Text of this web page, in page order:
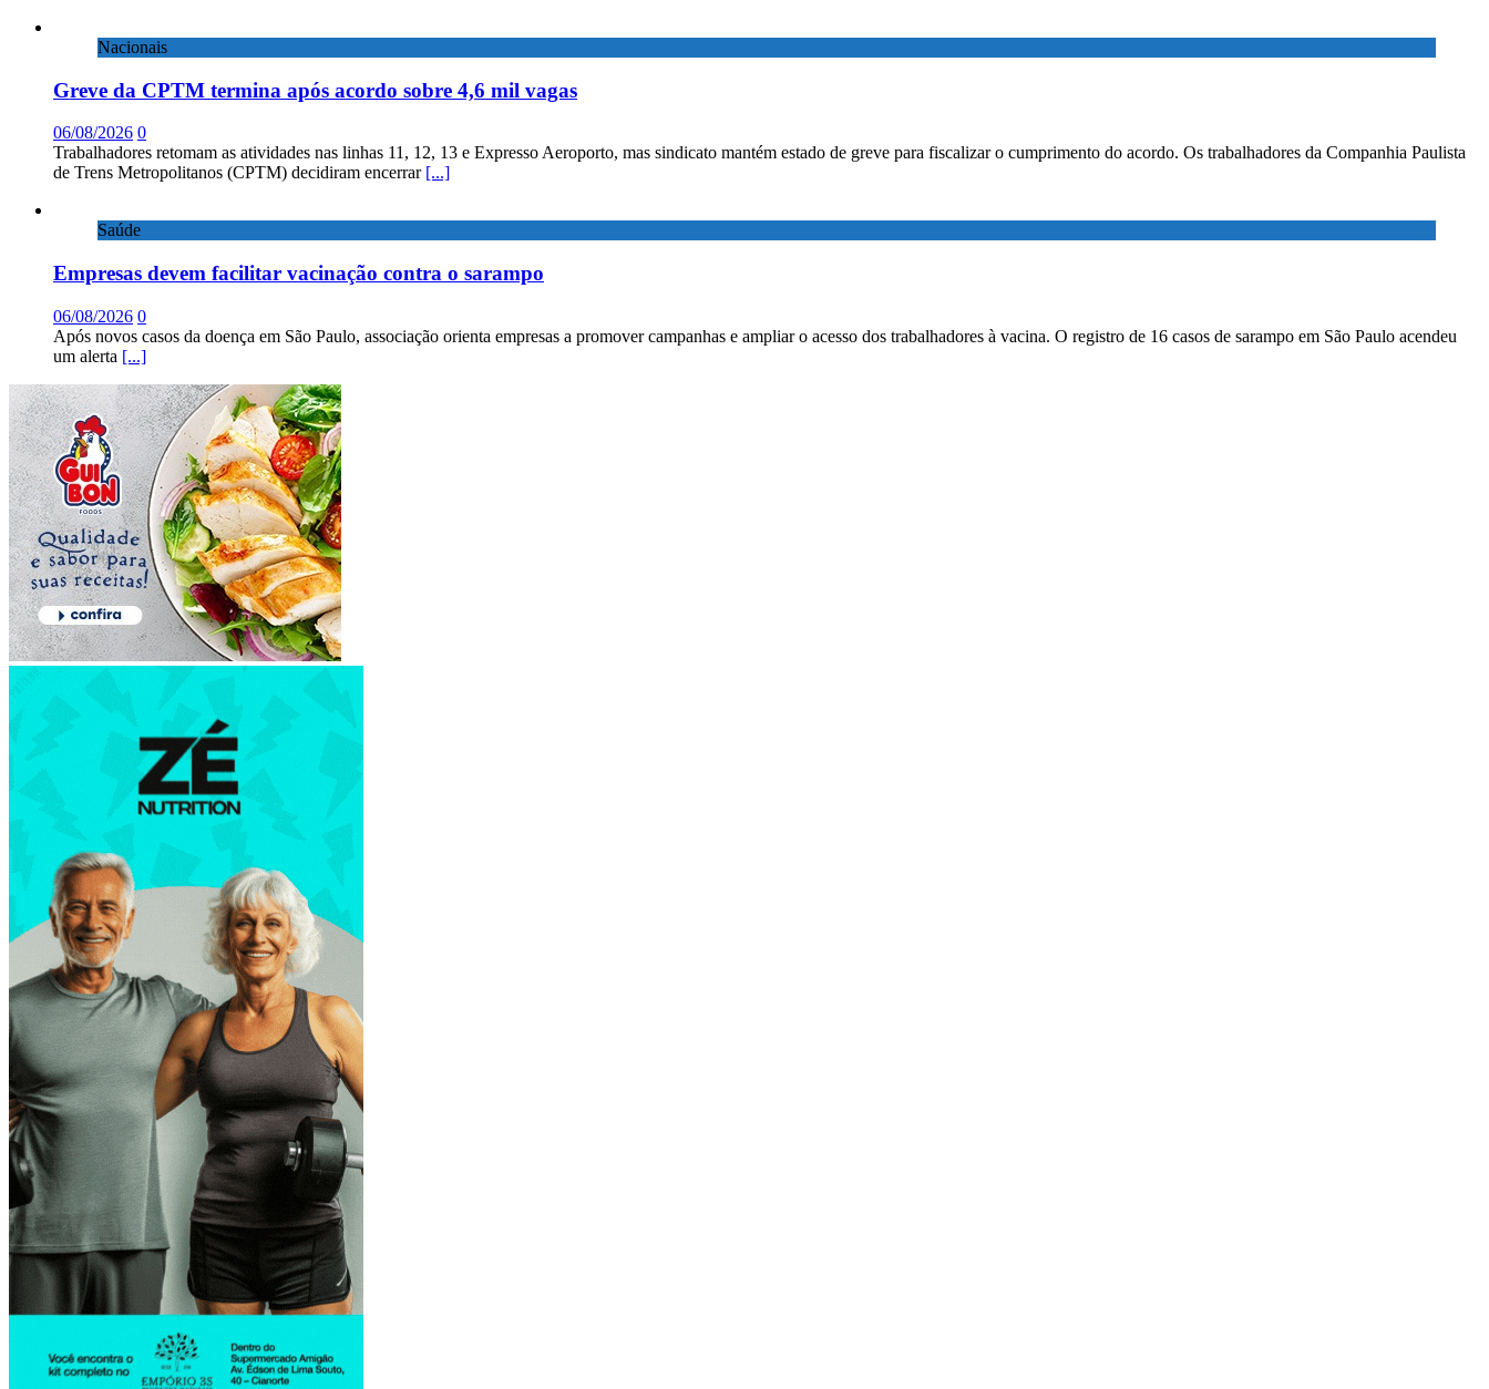
Nacionais
Greve da CPTM termina após acordo sobre 4,6 mil vagas
06/08/2026 0
Trabalhadores retomam as atividades nas linhas 11, 12, 13 e Expresso Aeroporto, mas sindicato mantém estado de greve para fiscalizar o cumprimento do acordo. Os trabalhadores da Companhia Paulista
de Trens Metropolitanos (CPTM) decidiram encerrar [...]
Saúde
Empresas devem facilitar vacinação contra o sarampo
06/08/2026 0
Após novos casos da doença em São Paulo, associação orienta empresas a promover campanhas e ampliar o acesso dos trabalhadores à vacina. O registro de 16 casos de sarampo em São Paulo acendeu
um alerta [...]